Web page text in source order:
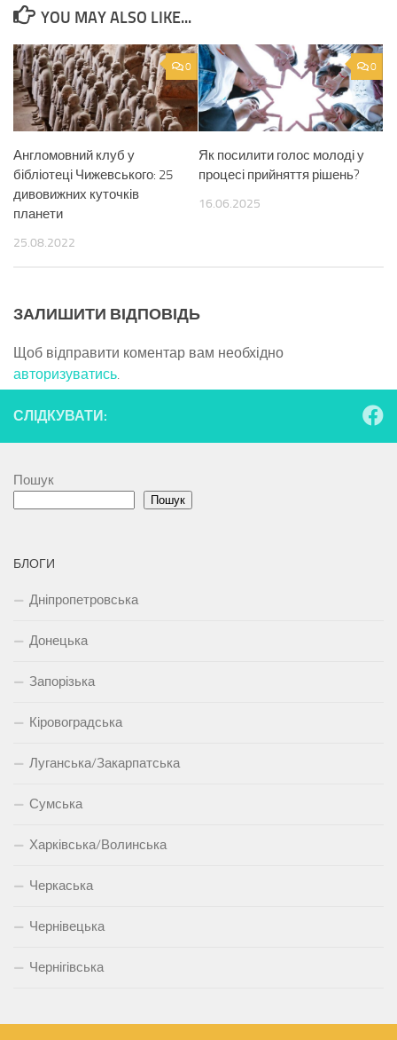
YOU MAY ALSO LIKE...
0
Англомовний клуб у
бібліотеці Чижевського: 25
дивовижних куточків
планети
25.08.2022
0
Як посилити голос молоді у
процесі прийняття рішень?
16.06.2025
ЗАЛИШИТИ ВІДПОВІДЬ
Щоб відправити коментар вам необхідно
авторизуватись.
СЛІДКУВАТИ:
Пошук
Пошук
БЛОГИ
Дніпропетровська
Донецька
Запорізька
Кіровоградська
Луганська/Закарпатська
Сумська
Харківська/Волинська
Черкаська
Чернівецька
Чернігівська